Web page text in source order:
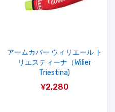
アームカバー ウィリエール ト
リエスティーナ（Wilier
Triestina)
¥2,280